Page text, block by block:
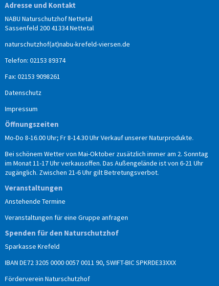
Adresse und Kontakt
NABU Naturschutzhof Nettetal
Sassenfeld 200 41334 Nettetal
naturschutzhof(at)nabu-krefeld-viersen.de
Telefon: 02153 89374
Fax: 02153 9098261
Datenschutz
Impressum
Öffnungszeiten
Mo-Do 8-16.00 Uhr; Fr 8-14.30 Uhr Verkauf unserer Naturprodukte.
Bei schönem Wetter von Mai-Oktober zusätzlich immer am 2. Sonntag
im Monat 11-17 Uhr verkausoffen. Das Außengelände ist von 6-21 Uhr
zugänglich. Zwischen 21-6 Uhr gilt Betretungsverbot.
Veranstaltungen
Anstehende Termine
Veranstaltungen für eine Gruppe anfragen
Spenden für den Naturschutzhof
Sparkasse Krefeld
IBAN DE72 3205 0000 0057 0011 90, SWIFT-BIC SPKRDE33XXX
Förderverein Naturschutzhof